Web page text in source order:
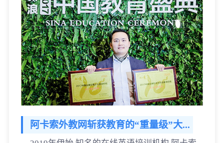
阿卡索外教网斩获教育的“重量级”大...